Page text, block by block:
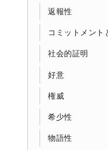
返報性
コミットメント
社会的証明
好意
権威
希少性
物語性